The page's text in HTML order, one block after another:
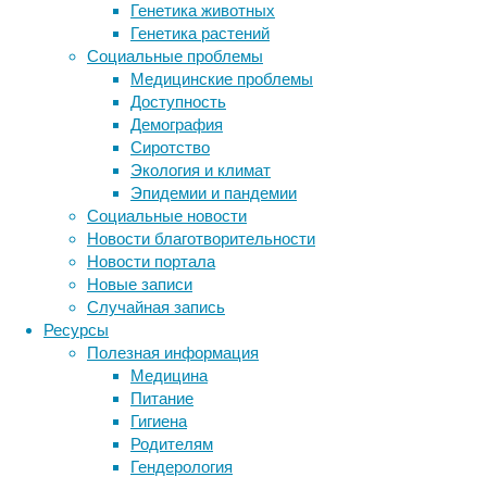
Генетика животных
Генетика растений
Социальные проблемы
Медицинские проблемы
Доступность
Демография
Сиротство
Экология и климат
Эпидемии и пандемии
Социальные новости
Новости благотворительности
Новости портала
Новые записи
Случайная запись
Ресурсы
Полезная информация
Медицина
Питание
Гигиена
Родителям
Гендерология
мире
интерфейс
«мозг-
компьютер»,
основанный
на
имплантированных
электродах,
который
предназначен
для
домашнего
использования
и
не
требует
постоянного
контроля
медицинского
персонала.